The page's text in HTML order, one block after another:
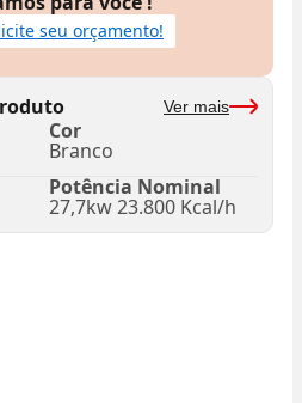
seu orçamento!
Ver mais
Cor
Branco
Potência Nominal
27,7kw 23.800 Kcal/h